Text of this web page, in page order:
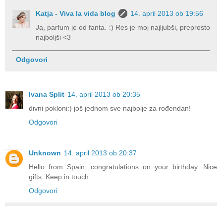
Katja - Viva la vida blog
14. april 2013 ob 19:56
Ja, parfum je od fanta. :) Res je moj najljubši, preprosto
najboljši <3
Odgovori
Ivana Split 14. april 2013 ob 20:35
divni pokloni:) još jednom sve najbolje za rođendan!
Odgovori
Unknown 14. april 2013 ob 20:37
Hello from Spain: congratulations on your birthday. Nice
gifts. Keep in touch
Odgovori